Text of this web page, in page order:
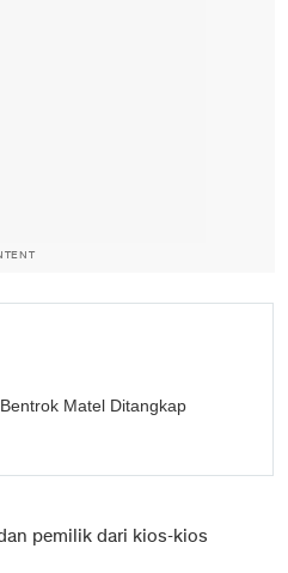
Matel Ditangkap
pemilik dari kios-kios